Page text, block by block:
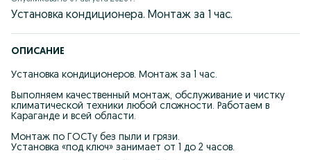
Установка кондиционера. Монтаж за 1 час.
ОПИСАНИЕ
Установка кондиционеров. Монтаж за 1 час.
Выполняем качественный монтаж, обслуживание и чистку
климатической техники любой сложности. Работаем в
Караганде и всей области.
Монтаж по ГОСТу без пыли и грязи.
Установка «под ключ» занимает от 1 до 2 часов.